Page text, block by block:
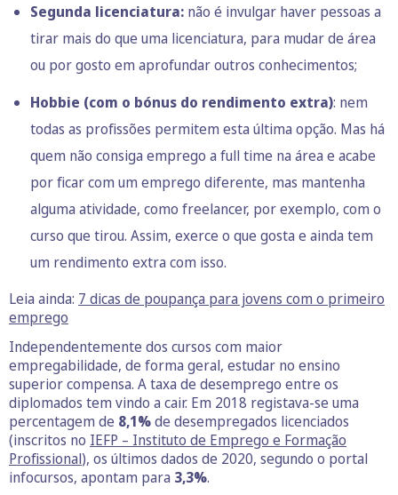
Segunda licenciatura: não é invulgar haver pessoas a
tirar mais do que uma licenciatura, para mudar de área
ou por gosto em aprofundar outros conhecimentos;
Hobbie (com o bónus do rendimento extra): nem
todas as profissões permitem esta última opção. Mas há
quem não consiga emprego a full time na área e acabe
por ficar com um emprego diferente, mas mantenha
alguma atividade, como freelancer, por exemplo, com o
curso que tirou. Assim, exerce o que gosta e ainda tem
um rendimento extra com isso.
Leia ainda: 7 dicas de poupança para jovens com o primeiro
emprego
Independentemente dos cursos com maior
empregabilidade, de forma geral, estudar no ensino
superior compensa. A taxa de desemprego entre os
diplomados tem vindo a cair. Em 2018 registava-se uma
percentagem de 8,1%de desempregados licenciados
(inscritos no IEFP – Instituto de Emprego e Formação
Profissional), os últimos dados de 2020, segundo o portal
infocursos, apontam para 3,3%.